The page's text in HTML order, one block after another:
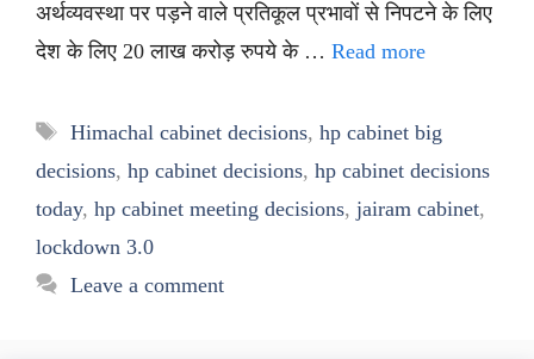
अर्थव्यवस्था पर पड़ने वाले प्रतिकूल प्रभावों से निपटने के लिए
देश के लिए 20 लाख करोड़ रुपये के … Read more
Tags
Himachal cabinet decisions, hp cabinet big
decisions, hp cabinet decisions, hp cabinet decisions
today, hp cabinet meeting decisions, jairam cabinet,
lockdown 3.0
Leave a comment